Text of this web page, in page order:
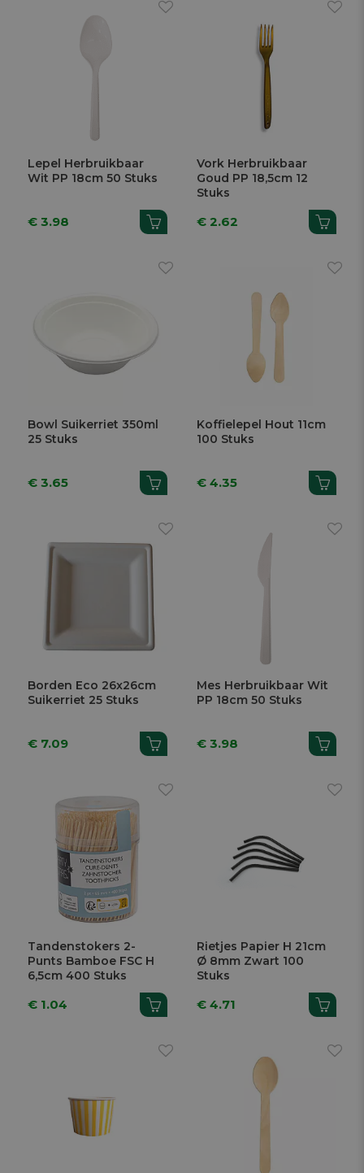
Lepel Herbruikbaar
Wit PP 18cm 50 Stuks
€ 3.98
Vork Herbruikbaar
Goud PP 18,5cm 12
Stuks
€ 2.62
Bowl Suikerriet 350ml
25 Stuks
€ 3.65
Koffielepel Hout 11cm
100 Stuks
€ 4.35
Borden Eco 26x26cm
Suikerriet 25 Stuks
€ 7.09
Mes Herbruikbaar Wit
PP 18cm 50 Stuks
€ 3.98
Tandenstokers 2-
Punts Bamboe FSC H
6,5cm 400 Stuks
€ 1.04
Rietjes Papier H 21cm
Ø 8mm Zwart 100
Stuks
€ 4.71